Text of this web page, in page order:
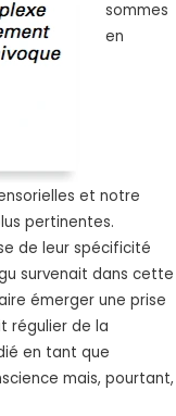
sommes
en
et notre
pertinentes.
de leur spécificité
survenait dans cette
émerger une prise
régulier de la
en tant que
mais, pourtant,